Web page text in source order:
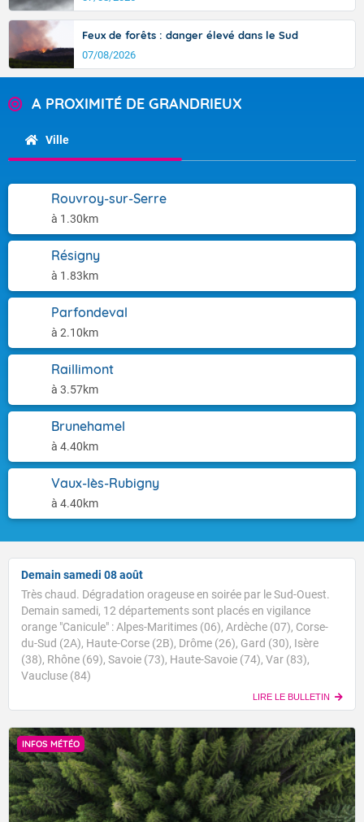
Feux de forêts : danger élevé dans le Sud
07/08/2026
A PROXIMITÉ DE GRANDRIEUX
Ville
Rouvroy-sur-Serre
à 1.30km
Résigny
à 1.83km
Parfondeval
à 2.10km
Raillimont
à 3.57km
Brunehamel
à 4.40km
Vaux-lès-Rubigny
à 4.40km
Demain samedi 08 août
Très chaud. Dégradation orageuse en soirée par le Sud-Ouest.
Demain samedi, 12 départements sont placés en vigilance
orange "Canicule" : Alpes-Maritimes (06), Ardèche (07), Corse-
du-Sud (2A), Haute-Corse (2B), Drôme (26), Gard (30), Isère
(38), Rhône (69), Savoie (73), Haute-Savoie (74), Var (83),
Vaucluse (84)
LIRE LE BULLETIN
INFOS MÉTÉO